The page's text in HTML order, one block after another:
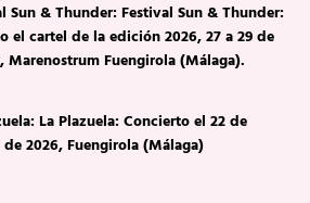
Sun & Thunder: Festival Sun & Thunder:
el cartel de la edición 2026, 27 a 29 de
Marenostrum Fuengirola (Málaga).
La Plazuela: Concierto el 22 de
2026, Fuengirola (Málaga)